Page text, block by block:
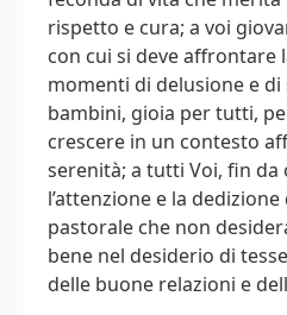
rispetto e cura; a voi
con cui si deve
momenti di delusione e
bambini, gioia per tutti,
crescere in un contesto
serenità; a tutti Voi, fin da
l’attenzione e la
pastorale che non
bene nel desiderio di
delle buone relazioni e